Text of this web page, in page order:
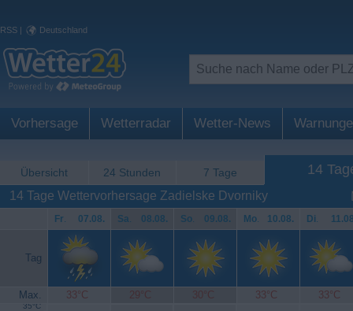
RSS | Deutschland
Vorhersage Wetterradar Wetter-News
Übersicht 24 Stunden 7 Tage 14
14 Tage Wettervorhersage Zadielske Dvorniky
Fr. 07.08. Sa. 08.08. So. 09.08. Mo. 10.08. Di.
Tag
Max. 33°C 29°C 30°C 33°C 33°C
35°C